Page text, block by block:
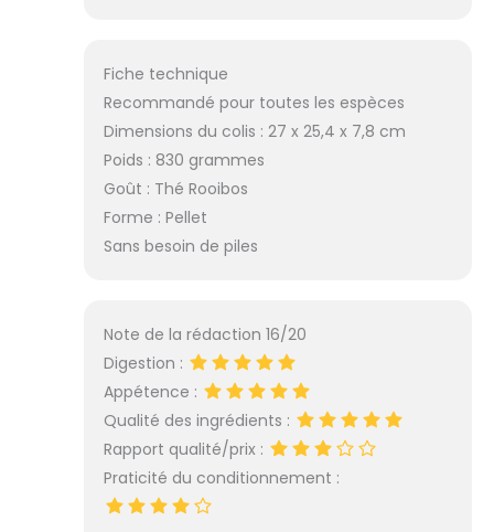
Fiche technique
Recommandé pour toutes les espèces
Dimensions du colis : 27 x 25,4 x 7,8 cm
Poids : 830 grammes
Goût : Thé Rooibos
Forme : Pellet
Sans besoin de piles
Note de la rédaction 16/20
Digestion :
Appétence :
Qualité des ingrédients :
Rapport qualité/prix :
Praticité du conditionnement :